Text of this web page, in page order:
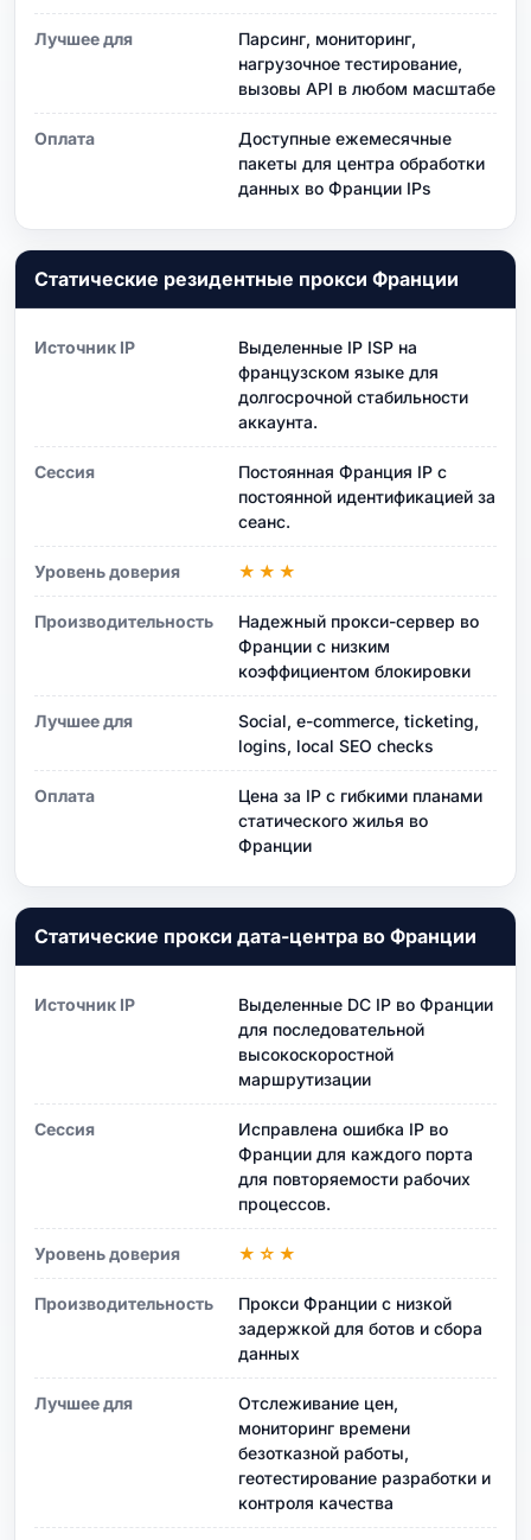
Лучшее для
Парсинг, мониторинг,
нагрузочное тестирование,
вызовы API в любом масштабе
Оплата
Доступные ежемесячные
пакеты для центра обработки
данных во Франции IPs
Статические резидентные прокси Франции
Источник IP
Выделенные IP ISP на
французском языке для
долгосрочной стабильности
аккаунта.
Сессия
Постоянная Франция IP с
постоянной идентификацией за
сеанс.
Уровень доверия ★★★
Производительность
Надежный прокси-сервер во
Франции с низким
коэффициентом блокировки
Лучшее для
Social, e-commerce, ticketing,
logins, local SEO checks
Оплата
Цена за IP с гибкими планами
статического жилья во
Франции
Статические прокси дата-центра во Франции
Источник IP
Выделенные DC IP во Франции
для последовательной
высокоскоростной
маршрутизации
Сессия
Исправлена ​​ошибка IP во
Франции для каждого порта
для повторяемости рабочих
процессов.
Уровень доверия ★☆★
Производительность
Прокси Франции с низкой
задержкой для ботов и сбора
данных
Лучшее для
Отслеживание цен,
мониторинг времени
безотказной работы,
геотестирование разработки и
контроля качества